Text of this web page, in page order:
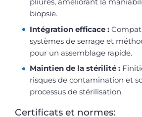
biopsie.
Intégration efficace :
systèmes de serrage et
pour un assemblage rapide.
Maintien de la stérilité :
risques de contamination et
processus de stérilisation.
Certificats et normes: